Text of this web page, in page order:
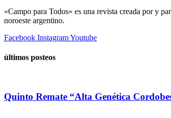
«Campo para Todos» es una revista creada por y
noroeste argentino.
Facebook InstagramYoutube
últimos posteos
Quinto Remate “Alta Genética